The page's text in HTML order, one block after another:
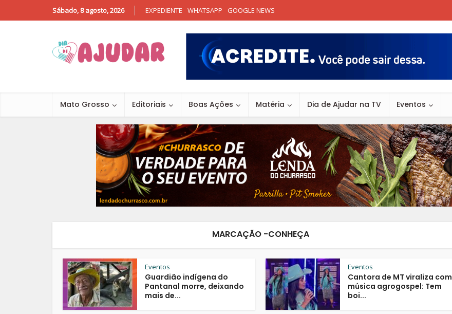
Sábado, 8 agosto, 2026 EXPEDIENTE WHATSAPP GOOGLE NEWS
Mato Grosso Editoriais Boas Ações Matéria Dia de Ajudar na TV Eventos
MARCAÇÃO -CONHEÇA
Eventos
Guardião indígena do
Pantanal morre, deixando
mais de...
Eventos
Cantora de MT viraliza com
música agrogospel: Tem
boi...